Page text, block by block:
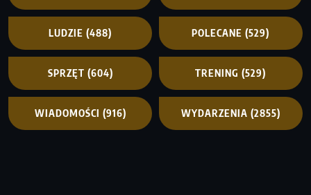
LUDZIE (488) POLECANE (529)
SPRZĘT (604) TRENING (529)
WIADOMOŚCI (916) WYDARZENIA (2855)